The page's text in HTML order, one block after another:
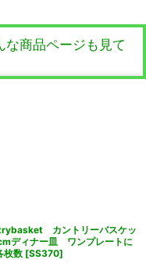
な商品ページも見て
カントリーバスケッ
ディナー皿 ワンプレートに
枚数 [SS370]